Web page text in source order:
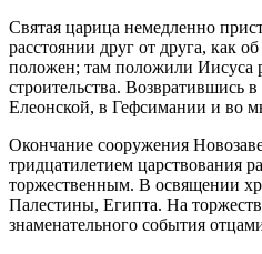
Святая царица немедленно
расстоянии друг от друга, как
положен; там положили Иисуса
строительства. Возвратившись
Елеонской, в Гефсимании и во
Окончание сооружения
тридцатилетием царствования
торжественным. В освящении
Палестины, Египта. На
знаменательного события